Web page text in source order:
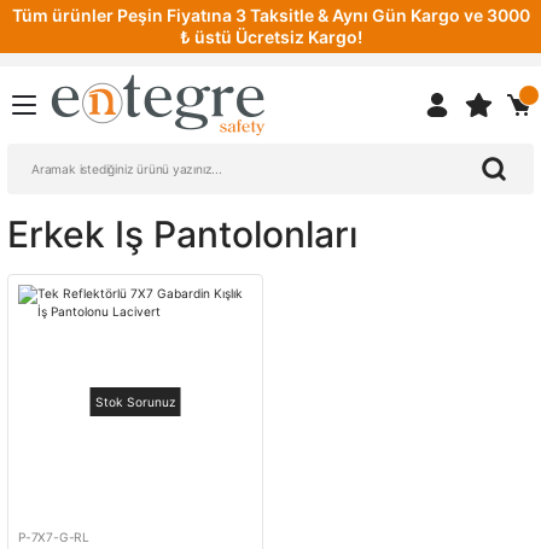
Tüm ürünler Peşin Fiyatına 3 Taksitle & Aynı Gün Kargo ve 3000
₺ üstü Ücretsiz Kargo!
Erkek Iş Pantolonları
Stok Sorunuz
P-7X7-G-RL